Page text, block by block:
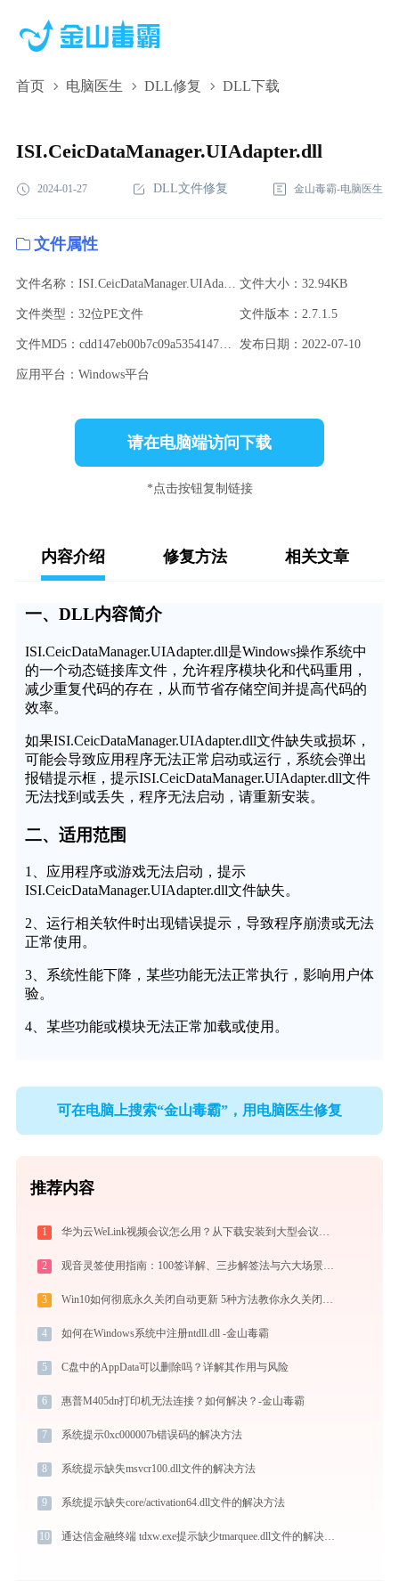
首页 电脑医生 DLL修复 DLL下载
ISI.CeicDataManager.UIAdapter.dll
2024-01-27 DLL文件修复 金山毒霸-电脑医生
文件属性
文件名称：ISI.CeicDataManager.UIAdapter.dll 文件大小：32.94KB
文件类型：32位PE文件 文件版本：2.7.1.5
文件MD5：cdd147eb00b7c09a5354147131dbc39b 发布日期：2022-07-10
应用平台：Windows平台
请在电脑端访问下载
*点击按钮复制链接
内容介绍 修复方法 相关文章
一、DLL内容简介
ISI.CeicDataManager.UIAdapter.dll是Windows操作系统中
的一个动态链接库文件，允许程序模块化和代码重用，
减少重复代码的存在，从而节省存储空间并提高代码的
效率。
如果ISI.CeicDataManager.UIAdapter.dll文件缺失或损坏，
可能会导致应用程序无法正常启动或运行，系统会弹出
报错提示框，提示ISI.CeicDataManager.UIAdapter.dll文件
无法找到或丢失，程序无法启动，请重新安装。
二、适用范围
1、应用程序或游戏无法启动，提示
ISI.CeicDataManager.UIAdapter.dll文件缺失。
2、运行相关软件时出现错误提示，导致程序崩溃或无法
正常使用。
3、系统性能下降，某些功能无法正常执行，影响用户体
验。
4、某些功能或模块无法正常加载或使用。
可在电脑上搜索“金山毒霸”，用电脑医生修复
推荐内容
1 华为云WeLink视频会议怎么用？从下载安装到大型会议主持的全流程指南
2 观音灵签使用指南：100签详解、三步解签法与六大场景解读
3 Win10如何彻底永久关闭自动更新 5种方法教你永久关闭win10自动更新
4 如何在Windows系统中注册ntdll.dll -金山毒霸
5 C盘中的AppData可以删除吗？详解其作用与风险
6 惠普M405dn打印机无法连接？如何解决？-金山毒霸
7 系统提示0xc000007b错误码的解决方法
8 系统提示缺失msvcr100.dll文件的解决方法
9 系统提示缺失core/activation64.dll文件的解决方法
10 通达信金融终端 tdxw.exe提示缺少tmarquee.dll文件的解决办法